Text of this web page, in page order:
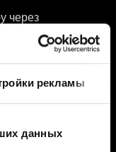
рекламы
данных
через
вы нажимаете
записью
об